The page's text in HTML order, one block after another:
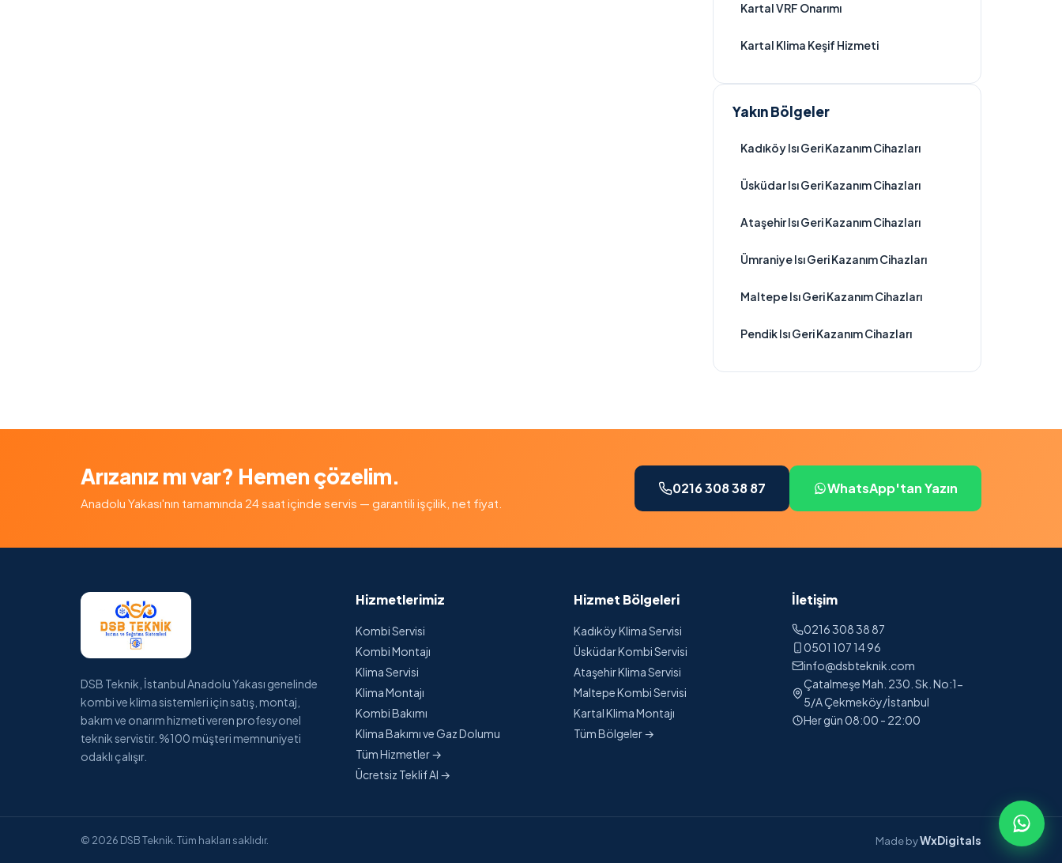
Kartal VRF Onarımı
Kartal Klima Keşif Hizmeti
Yakın Bölgeler
Kadıköy Isı Geri Kazanım Cihazları
Üsküdar Isı Geri Kazanım Cihazları
Ataşehir Isı Geri Kazanım Cihazları
Ümraniye Isı Geri Kazanım Cihazları
Maltepe Isı Geri Kazanım Cihazları
Pendik Isı Geri Kazanım Cihazları
Arızanız mı var? Hemen çözelim.
Anadolu Yakası'nın tamamında 24 saat içinde servis — garantili işçilik, net fiyat.
0216 308 38 87 WhatsApp'tan Yazın
DSB Teknik, İstanbul Anadolu Yakası genelinde
kombi ve klima sistemleri için satış, montaj,
bakım ve onarım hizmeti veren profesyonel
teknik servistir. %100 müşteri memnuniyeti
odaklı çalışır.
Hizmetlerimiz
Kombi Servisi
Kombi Montajı
Klima Servisi
Klima Montajı
Kombi Bakımı
Klima Bakımı ve Gaz Dolumu
Tüm Hizmetler →
Ücretsiz Teklif Al →
Hizmet Bölgeleri
Kadıköy Klima Servisi
Üsküdar Kombi Servisi
Ataşehir Klima Servisi
Maltepe Kombi Servisi
Kartal Klima Montajı
Tüm Bölgeler →
İletişim
0216 308 38 87
0501 107 14 96
info@dsbteknik.com
Çatalmeşe Mah. 230. Sk. No:1-
5/A Çekmeköy/İstanbul
Her gün 08:00 - 22:00
© 2026 DSB Teknik. Tüm hakları saklıdır. Made byWxDigitals